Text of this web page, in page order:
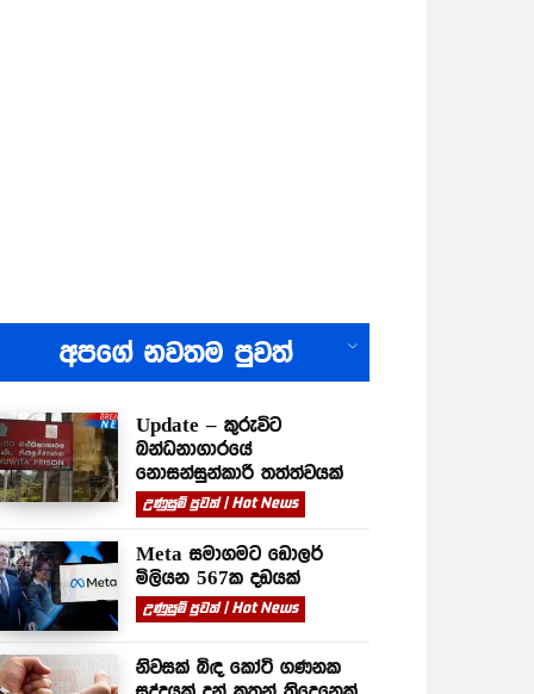
අපගේ නවතම පුවත්
Update – කුරුවිට
බන්ධනාගාරයේ
නොසන්සුන්කාරී තත්ත්වයක්
උණුසුම් පුවත් | Hot News
Meta සමාගමට ඩොලර්
මිලියන 567ක දඩයක්
උණුසුම් පුවත් | Hot News
නිවසක් බිඳ කෝටි ගණනක